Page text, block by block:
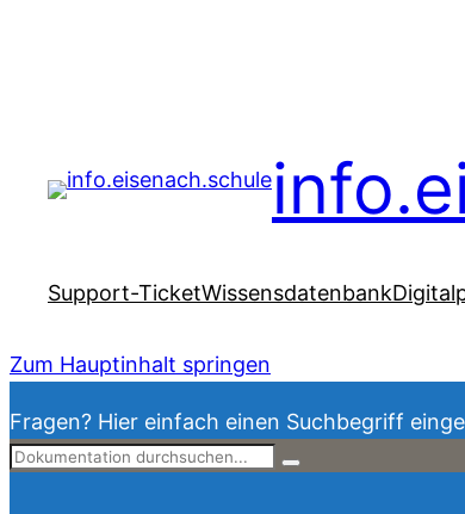
Support-TicketWissensdatenbank
Zum Hauptinhalt springen
Fragen? Hier einfach einen Suchbegriff